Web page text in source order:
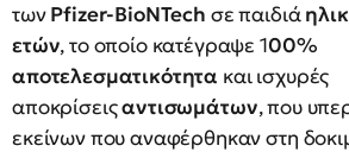
τωνPfizer-BioNTech σε παιδιά
ετών, το οποίο κατέγραψε 100%
αποτελεσματικότητα και ισχυρές
αποκρίσειςαντισωμάτων, που
εκείνων που αναφέρθηκαν στη